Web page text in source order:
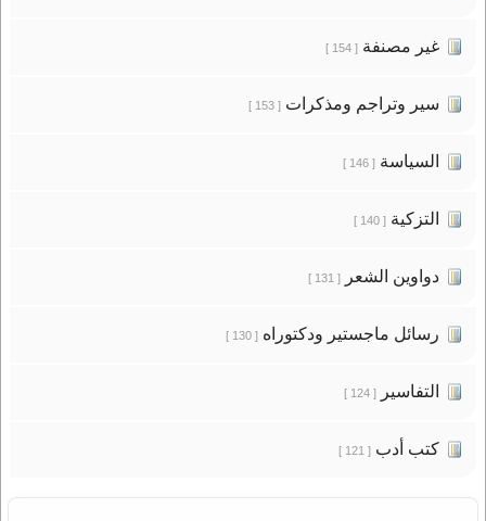
غير مصنفة[ 154 ]
سير وتراجم ومذكرات[ 153 ]
السياسة[ 146 ]
التزكية[ 140 ]
دواوين الشعر[ 131 ]
رسائل ماجستير ودكتوراه[ 130 ]
التفاسير[ 124 ]
كتب أدب[ 121 ]